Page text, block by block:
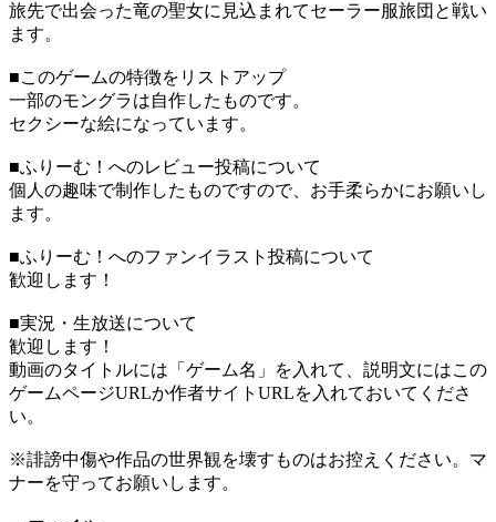
旅先で出会った竜の聖女に見込まれてセーラー服旅団と戦い
ます。
■このゲームの特徴をリストアップ
一部のモングラは自作したものです。
セクシーな絵になっています。
■ふりーむ！へのレビュー投稿について
個人の趣味で制作したものですので、お手柔らかにお願いし
ます。
■ふりーむ！へのファンイラスト投稿について
歓迎します！
■実況・生放送について
歓迎します！
動画のタイトルには「ゲーム名」を入れて、説明文にはこの
ゲームページURLか作者サイトURLを入れておいてくださ
い。
※誹謗中傷や作品の世界観を壊すものはお控えください。マ
ナーを守ってお願いします。